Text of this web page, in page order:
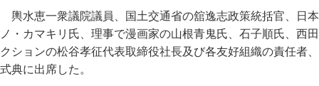
輿水恵一衆議院議員、国土交通省の舘逸志政策統括官、日
ノ・カマキリ氏、理事で漫画家の山根青鬼氏、石子順氏、西
クションの松谷孝征代表取締役社長及び各友好組織の責任者
式典に出席した。